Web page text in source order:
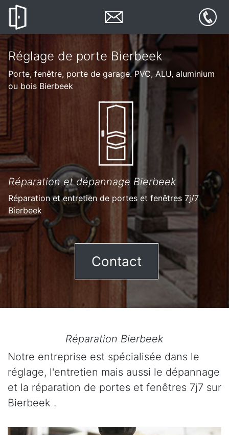
Réglage de porte Bierbeek
Porte, fenêtre, porte de garage. PVC, ALU, aluminium
ou bois Bierbeek
Réparation et dépannage Bierbeek
Réparation et entretien de portes et fenêtres 7j/7
Bierbeek
Contact
Réparation Bierbeek
Notre entreprise est spécialisée dans le
réglage, l'entretien mais aussi le dépannage
et la réparation de portes et fenêtres 7j7 sur
Bierbeek .